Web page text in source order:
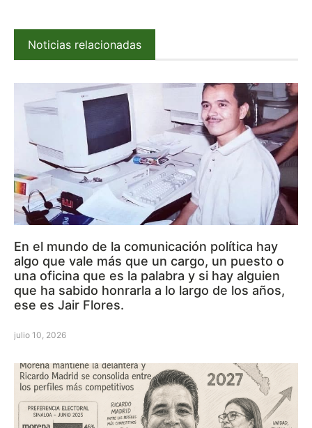
Noticias relacionadas
En el mundo de la comunicación política hay
algo que vale más que un cargo, un puesto o
una oficina que es la palabra y si hay alguien
que ha sabido honrarla a lo largo de los años,
ese es Jair Flores.
julio 10, 2026